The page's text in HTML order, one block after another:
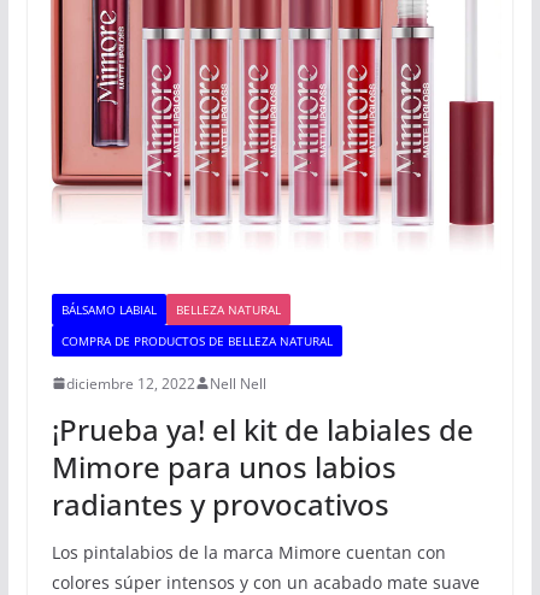
BÁLSAMO LABIAL
BELLEZA NATURAL
COMPRA DE PRODUCTOS DE BELLEZA NATURAL
diciembre 12, 2022 Nell Nell
¡Prueba ya! el kit de labiales de
Mimore para unos labios
radiantes y provocativos
Los pintalabios de la marca Mimore cuentan con
colores súper intensos y con un acabado mate suave